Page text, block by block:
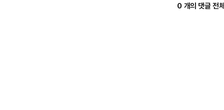
0 개의 댓글 전